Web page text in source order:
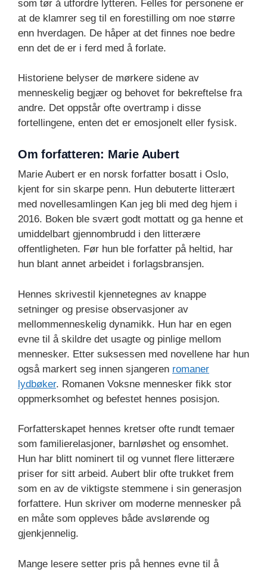
som tør å utfordre lytteren. Felles for personene er
at de klamrer seg til en forestilling om noe større
enn hverdagen. De håper at det finnes noe bedre
enn det de er i ferd med å forlate.
Historiene belyser de mørkere sidene av
menneskelig begjær og behovet for bekreftelse fra
andre. Det oppstår ofte overtramp i disse
fortellingene, enten det er emosjonelt eller fysisk.
Om forfatteren: Marie Aubert
Marie Aubert er en norsk forfatter bosatt i Oslo,
kjent for sin skarpe penn. Hun debuterte litterært
med novellesamlingen Kan jeg bli med deg hjem i
2016. Boken ble svært godt mottatt og ga henne et
umiddelbart gjennombrudd i den litterære
offentligheten. Før hun ble forfatter på heltid, har
hun blant annet arbeidet i forlagsbransjen.
Hennes skrivestil kjennetegnes av knappe
setninger og presise observasjoner av
mellommenneskelig dynamikk. Hun har en egen
evne til å skildre det usagte og pinlige mellom
mennesker. Etter suksessen med novellene har hun
også markert seg innen sjangeren romaner
lydbøker. Romanen Voksne mennesker fikk stor
oppmerksomhet og befestet hennes posisjon.
Forfatterskapet hennes kretser ofte rundt temaer
som familierelasjoner, barnløshet og ensomhet.
Hun har blitt nominert til og vunnet flere litterære
priser for sitt arbeid. Aubert blir ofte trukket frem
som en av de viktigste stemmene i sin generasjon
forfattere. Hun skriver om moderne mennesker på
en måte som oppleves både avslørende og
gjenkjennelig.
Mange lesere setter pris på hennes evne til å